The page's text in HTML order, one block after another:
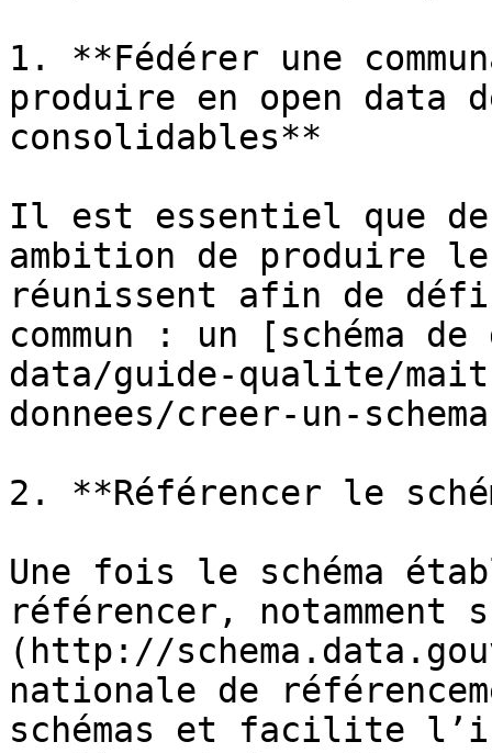
1. **Fédérer une
produire en open data
consolidables**
Il est essentiel que
ambition de produire le
réunissent afin de
commun : un [schéma
data/guide-qualite/
donnees/creer-un-
2. **Référencer le
Une fois le schéma
référencer, notamment
(http://
nationale de
schémas et facilite